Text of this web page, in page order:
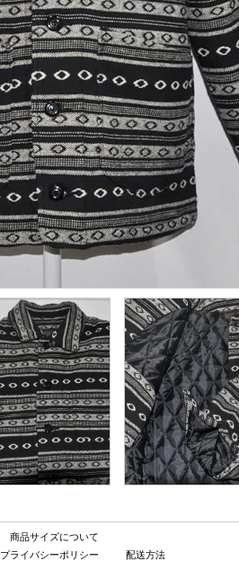
商品サイズについて
プライバシーポリシー 配送方法